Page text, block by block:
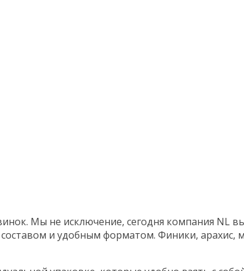
Мы не исключение, сегодня компания
и удобным форматом. Финики, арахис,